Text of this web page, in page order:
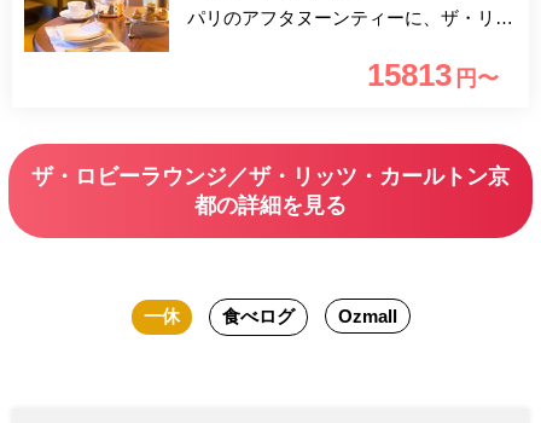
パリのアフタヌーンティーに、ザ・リッ
シャンパン飲み放題をお付けした特別な
と心地の良い酸味が特徴のプライベート
シャンパンをフリーフローでお楽しみい
ただけます。 お席のご利用は2時間制と
オーダーとさせて頂きます。 なお、シ
15813 円〜
ザ・ロビーラウンジ／ザ・リッツ・カールトン京
都の詳細を見る
一休 食べログ Ozmall